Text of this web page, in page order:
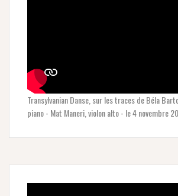
Transylvanian Danse, sur les traces de Béla
piano - Mat Maneri, violon alto - le 4 novembre